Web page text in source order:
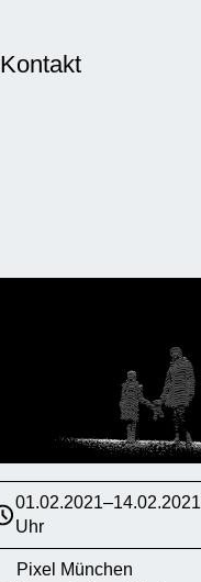
Kontakt
Uhr
Pixel München